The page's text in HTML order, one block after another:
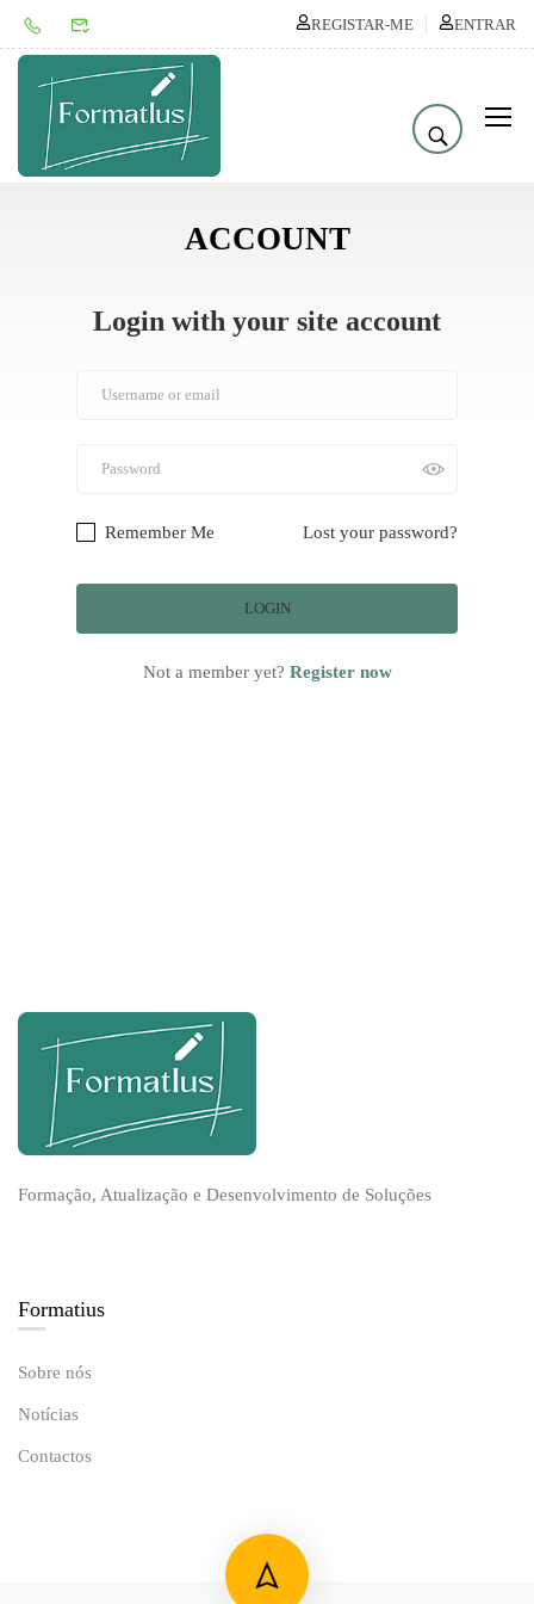
REGISTAR-ME ENTRAR
ACCOUNT
Login with your site account
Lost your password?
Remember Me
Not a member yet? Register now
Formação, Atualização e Desenvolvimento de Soluções
Formatius
Sobre nós
Notícias
Contactos